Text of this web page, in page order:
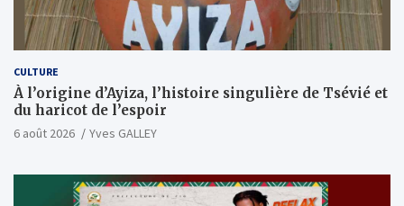
CULTURE
À l’origine d’Ayiza, l’histoire singulière de Tsévié et
du haricot de l’espoir
6 août 2026 Yves GALLEY